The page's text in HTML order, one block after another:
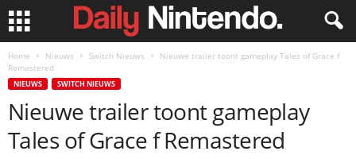
Home Nieuws Switch Nieuws
Nieuwe trailer toont gameplay Tales of Grace f
Remastered
NIEUWS SWITCH NIEUWS
Nieuwe trailer toont gameplay
Tales of Grace f Remastered